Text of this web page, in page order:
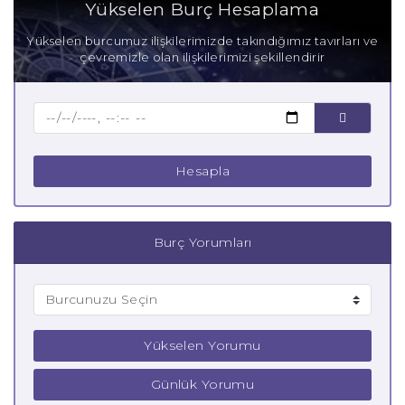
Anne Akrep Burcu
Baba Akrep Burcu
Yükselen Burç Hesaplama
Yükselen burcumuz ilişkilerimizde takındığımız tavırları ve
çevremizle olan ilişkilerimizi şekillendirir
Hesapla
Burç Yorumları
Yükselen Yorumu
Günlük Yorumu